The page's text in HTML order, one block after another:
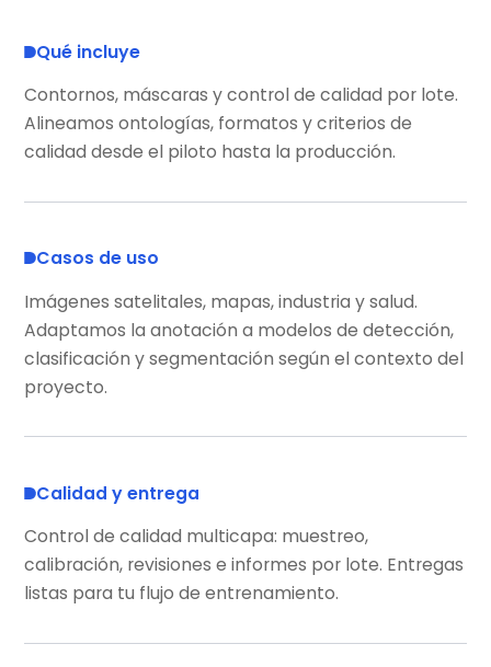
Qué incluye
Contornos, máscaras y control de calidad por lote.
Alineamos ontologías, formatos y criterios de
calidad desde el piloto hasta la producción.
Casos de uso
Imágenes satelitales, mapas, industria y salud.
Adaptamos la anotación a modelos de detección,
clasificación y segmentación según el contexto del
proyecto.
Calidad y entrega
Control de calidad multicapa: muestreo,
calibración, revisiones e informes por lote. Entregas
listas para tu flujo de entrenamiento.